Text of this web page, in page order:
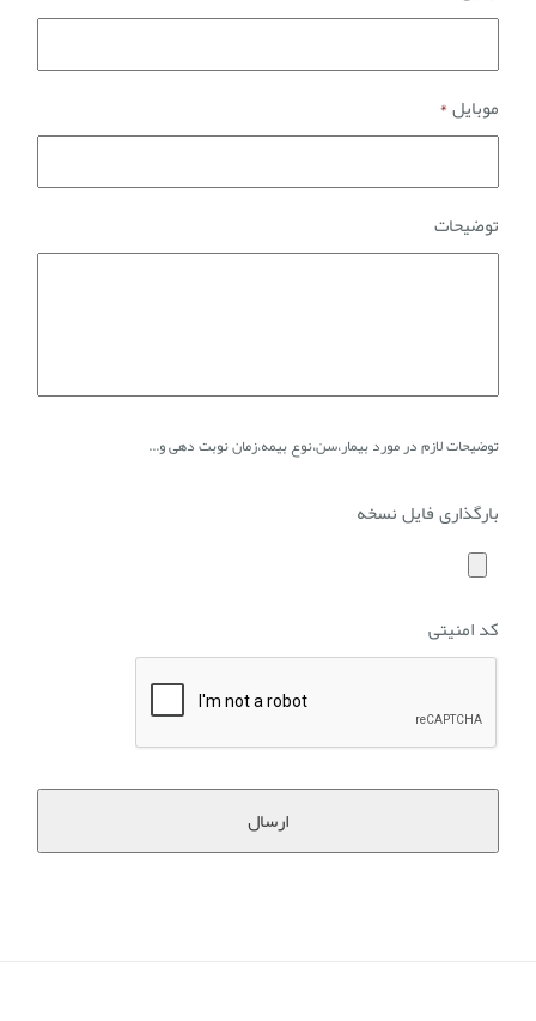
موبایل *
توضیحات
توضیحات لازم در مورد بیمار،سن،نوع بیمه،زمان نوبت دهی و...
بارگذاری فایل نسخه
کد امنیتی